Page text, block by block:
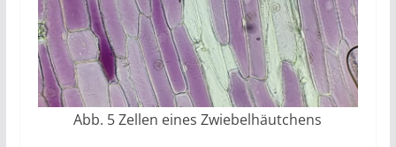
Abb. 5 Zellen eines Zwiebelhäutchens